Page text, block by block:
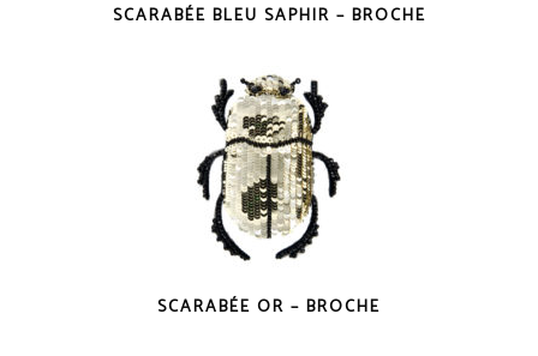
SCARABÉE BLEU SAPHIR – BROCHE
SCARABÉE OR – BROCHE